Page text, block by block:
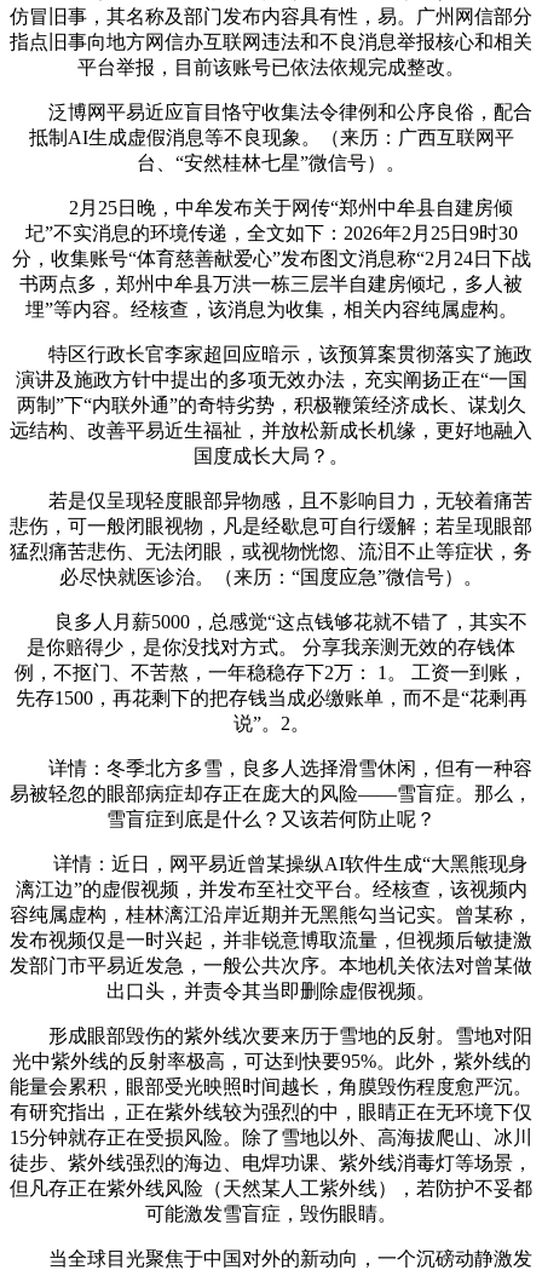
仿冒旧事，其名称及部门发布内容具有性，易。广州网信部分
指点旧事向地方网信办互联网违法和不良消息举报核心和相关
平台举报，目前该账号已依法依规完成整改。
泛博网平易近应盲目恪守收集法令律例和公序良俗，配合
抵制AI生成虚假消息等不良现象。（来历：广西互联网平
台、“安然桂林七星”微信号）。
2月25日晚，中牟发布关于网传“郑州中牟县自建房倾
圮”不实消息的环境传递，全文如下：2026年2月25日9时30
分，收集账号“体育慈善献爱心”发布图文消息称“2月24日下战
书两点多，郑州中牟县万洪一栋三层半自建房倾圮，多人被
埋”等内容。经核查，该消息为收集，相关内容纯属虚构。
特区行政长官李家超回应暗示，该预算案贯彻落实了施政
演讲及施政方针中提出的多项无效办法，充实阐扬正在“一国
两制”下“内联外通”的奇特劣势，积极鞭策经济成长、谋划久
远结构、改善平易近生福祉，并放松新成长机缘，更好地融入
国度成长大局？。
若是仅呈现轻度眼部异物感，且不影响目力，无较着痛苦
悲伤，可一般闭眼视物，凡是经歇息可自行缓解；若呈现眼部
猛烈痛苦悲伤、无法闭眼，或视物恍惚、流泪不止等症状，务
必尽快就医诊治。（来历：“国度应急”微信号）。
良多人月薪5000，总感觉“这点钱够花就不错了，其实不
是你赔得少，是你没找对方式。 分享我亲测无效的存钱体
例，不抠门、不苦熬，一年稳稳存下2万： 1。 工资一到账，
先存1500，再花剩下的把存钱当成必缴账单，而不是“花剩再
说”。2。
详情：冬季北方多雪，良多人选择滑雪休闲，但有一种容
易被轻忽的眼部病症却存正在庞大的风险——雪盲症。那么，
雪盲症到底是什么？又该若何防止呢？
详情：近日，网平易近曾某操纵AI软件生成“大黑熊现身
漓江边”的虚假视频，并发布至社交平台。经核查，该视频内
容纯属虚构，桂林漓江沿岸近期并无黑熊勾当记实。曾某称，
发布视频仅是一时兴起，并非锐意博取流量，但视频后敏捷激
发部门市平易近发急，一般公共次序。本地机关依法对曾某做
出口头，并责令其当即删除虚假视频。
形成眼部毁伤的紫外线次要来历于雪地的反射。雪地对阳
光中紫外线的反射率极高，可达到快要95%。此外，紫外线的
能量会累积，眼部受光映照时间越长，角膜毁伤程度愈严沉。
有研究指出，正在紫外线较为强烈的中，眼睛正在无环境下仅
15分钟就存正在受损风险。除了雪地以外、高海拔爬山、冰川
徒步、紫外线强烈的海边、电焊功课、紫外线消毒灯等场景，
但凡存正在紫外线风险（天然某人工紫外线），若防护不妥都
可能激发雪盲症，毁伤眼睛。
当全球目光聚焦于中国对外的新动向，一个沉磅动静激发